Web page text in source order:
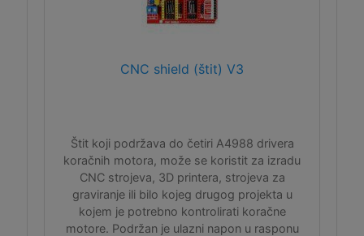
CNC shield (štit) V3
Štit koji podržava do četiri A4988 drivera
koračnih motora, može se koristit za izradu
CNC strojeva, 3D printera, strojeva za
graviranje ili bilo kojeg drugog projekta u
kojem je potrebno kontrolirati koračne
motore. Podržan je ulazni napon u rasponu